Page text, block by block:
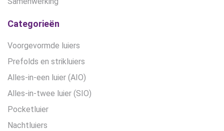
Categorieën
Voorgevormde luiers
Prefolds en strikluiers
Alles-in-een luier (AIO)
Alles-in-twee luier (SIO)
Pocketluier
Nachtluiers